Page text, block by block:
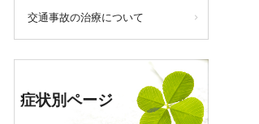
交通事故の治療について
症状別ページ